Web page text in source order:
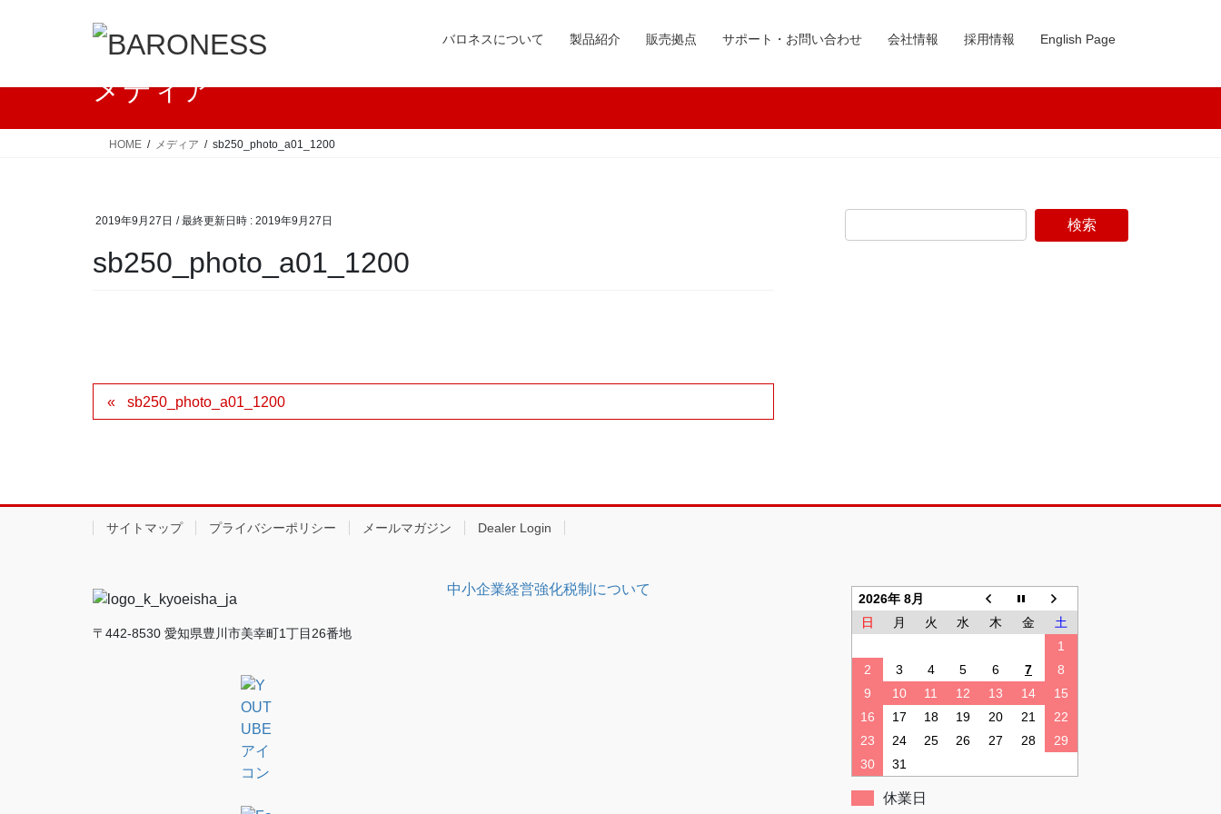
バロネスについて 製品紹介 販売拠点 サポート・お問い合わせ 会社情報 採用情報 English Page
メディア
HOME メディア sb250_photo_a01_1200
2019年9月27日 / 最終更新日時 : 2019年9月27日
sb250_photo_a01_1200
sb250_photo_a01_1200
サイトマップ プライバシーポリシー メールマガジン Dealer Login
〒442-8530 愛知県豊川市美幸町1丁目26番地
中小企業経営強化税制について
2026年 8月
日
月 火 水 木 金
土
1
2
3 4 5 6 7
8
9
10 11 12 13 14
15
16
17 18 19 20 21
22
23
24 25 26 27 28
29
30
31
休業日